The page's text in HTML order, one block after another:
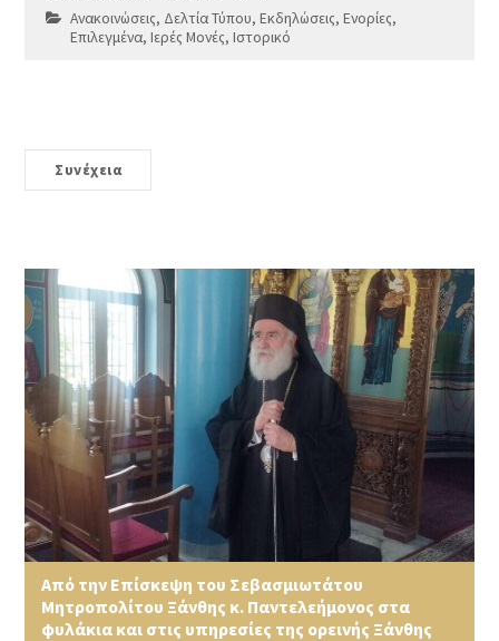
Ανακοινώσεις, Δελτία Τύπου,Εκδηλώσεις,Ενορίες,
Επιλεγμένα,Ιερές Μονές,Ιστορικό
Συνέχεια
Από την Επίσκεψη του Σεβασμιωτάτου
Μητροπολίτου Ξάνθης κ. Παντελεήμονος στα
φυλάκια και στις υπηρεσίες της ορεινής Ξάνθης